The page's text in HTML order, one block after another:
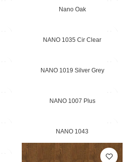
Nano Oak
NANO 1035 Cir Clear
NANO 1019 Silver Grey
NANO 1007 Plus
NANO 1043